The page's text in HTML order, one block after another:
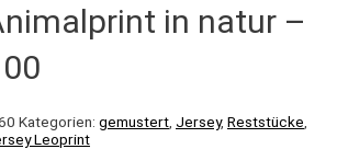
in natur –
Kategorien: gemustert Jersey, Reststücke
Leoprint